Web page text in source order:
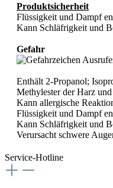
Produktsicherheit
Flüssigkeit und Dampf
Kann Schläfrigkeit und
Gefahr
Enthält 2-Propanol;
Methylester der Harz
Kann allergische
Flüssigkeit und Dampf
Kann Schläfrigkeit und
Verursacht schwere
Service-Hotline